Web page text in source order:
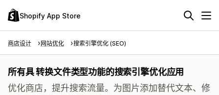
Shopify App Store
商店设计 网站优化 搜索引擎优化 (SEO)
所有具 转换文件类型功能的搜索引擎优化应用
优化商店，提升搜索流量。为图片添加替代文本、修